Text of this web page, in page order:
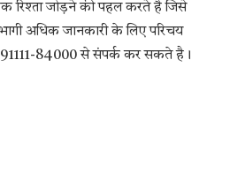
रिश्ता जोड़ने की पहल करते है जिसे
अधिक जानकारी के लिए परिचय
84000 से संपर्क कर सकते है।